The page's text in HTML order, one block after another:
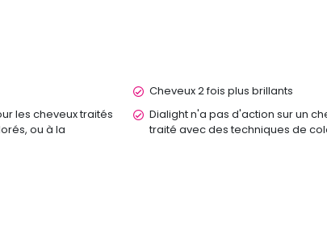
Cheveux 2 fois plus brillants
les cheveux traités
ou à la
Dialight n'a pas d'action sur un
traité avec des techniques de